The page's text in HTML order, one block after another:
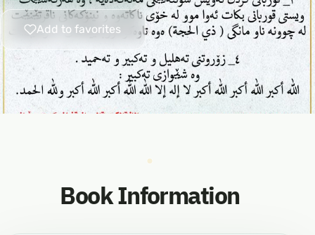
Add to favorites
Book Information